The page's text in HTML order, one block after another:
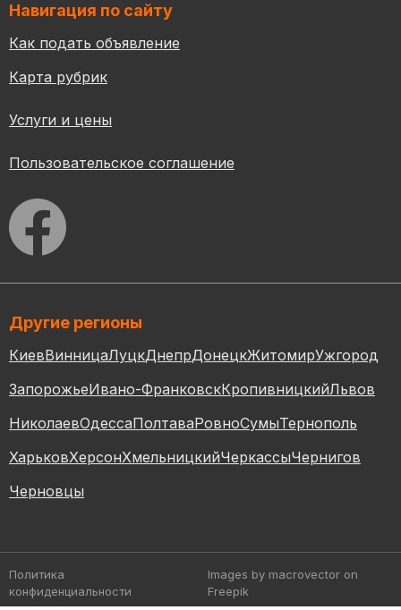
Навигация по сайту
Как подать объявление
Карта рубрик
Услуги и цены
Пользовательское соглашение
Другие регионы
КиевВинницаЛуцкДнепрДонецкЖитомирУжгород
ЗапорожьеИвано-ФранковскКропивницкийЛьвов
НиколаевОдессаПолтаваРовноСумыТернополь
ХарьковХерсонХмельницкийЧеркассыЧернигов
Черновцы
Политика
конфиденциальности
Images by macrovectoron
Freepik